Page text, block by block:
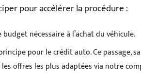
pour accélérer la procédure :
nécessaire à l’achat du véhicule.
pour le crédit auto. Ce passage,
offres les plus adaptées via notre